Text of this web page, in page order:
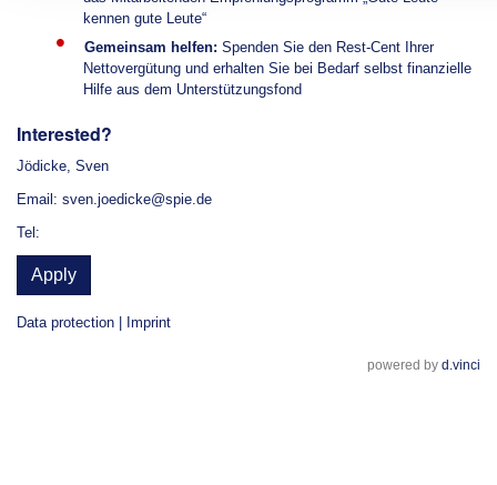
kennen gute Leute“
Gemeinsam helfen: Spenden Sie den Rest-Cent Ihrer
Nettovergütung und erhalten Sie bei Bedarf selbst finanzielle
Hilfe aus dem Unterstützungsfond
Interested?
Jödicke, Sven
Email: sven.joedicke@spie.de
Tel:
Apply
Data protection Imprint
powered by d.vinci